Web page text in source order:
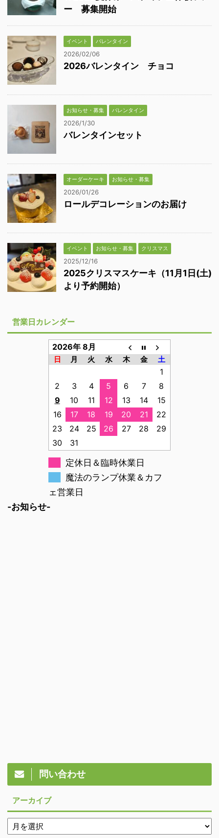
ー 募集開始
イベント バレンタイン
2026/02/06
2026バレンタイン チョコ
お知らせ・募集 バレンタイン
2026/1/30
バレンタインセット
オーダーケーキ お知らせ・募集
2026/01/26
ロールデコレーションのお届け
イベント お知らせ・募集 クリスマス
2025/12/16
2025クリスマスケーキ（11月1日(土)
より予約開始）
営業日カレンダー
2026年 8月
日 月 火 水 木 金 土
1
2
3 4 5 6 7
8
9
10 11 12 13 14
15
16
17 18 19 20 21
22
23
24 25 26 27 28
29
30
31
定休日＆臨時休業日
魔法のランプ休業＆カフ
ェ営業日
-お知らせ-
問い合わせ
アーカイブ